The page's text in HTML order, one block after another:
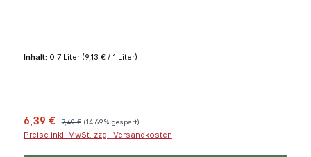
Inhalt: 0.7 Liter (9,13 € / 1 Liter)
Verkaufspreis:
6,39 € 7,49 € (14.69% gespart)
Preise inkl. MwSt. zzgl. Versandkosten